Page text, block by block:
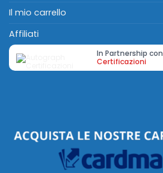
Il mio carrello
Affiliati
In Partnership con
Certificazioni